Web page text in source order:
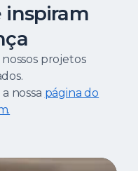
inspiram
projetos
nossa página do